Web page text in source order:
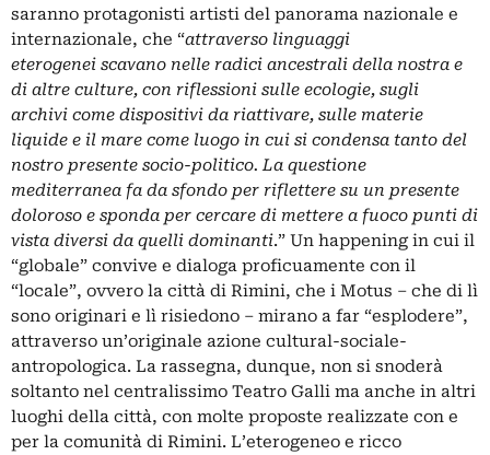
saranno protagonisti artisti del panorama nazionale e
internazionale, che “attraverso linguaggi
eterogenei scavano nelle radici ancestrali della nostra e
di altre culture, con riflessioni sulle ecologie, sugli
archivi come dispositivi da riattivare, sulle materie
liquide e il mare come luogo in cui si condensa tanto del
nostro presente socio-politico. La questione
mediterranea fa da sfondo per riflettere su un presente
doloroso e sponda per cercare di mettere a fuoco punti di
vista diversi da quelli dominanti.” Un happening in cui il
“globale” convive e dialoga proficuamente con il
“locale”, ovvero la città di Rimini, che i Motus – che di lì
sono originari e lì risiedono – mirano a far “esplodere”,
attraverso un’originale azione cultural-sociale-
antropologica. La rassegna, dunque, non si snoderà
soltanto nel centralissimo Teatro Galli ma anche in altri
luoghi della città, con molte proposte realizzate con e
per la comunità di Rimini. L’eterogeneo e ricco